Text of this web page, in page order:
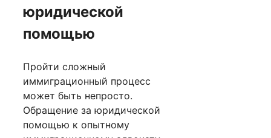
юридической
помощью
Пройти сложный
иммиграционный процесс
может быть непросто.
Обращение за юридической
помощью к опытному